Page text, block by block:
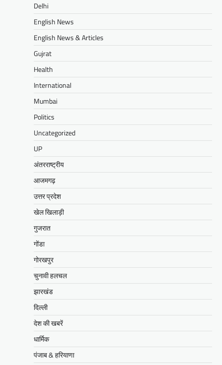
Delhi
English News
English News & Articles
Gujrat
Health
International
Mumbai
Politics
Uncategorized
UP
अंतरराष्ट्रीय
आजमगढ़
उत्तर प्रदेश
खेल खिलाड़ी
गुजरात
गोंडा
गोरखपुर
चुनावी हलचल
झारखंड
दिल्ली
देश की खबरें
धार्मिक
पंजाब & हरियाणा